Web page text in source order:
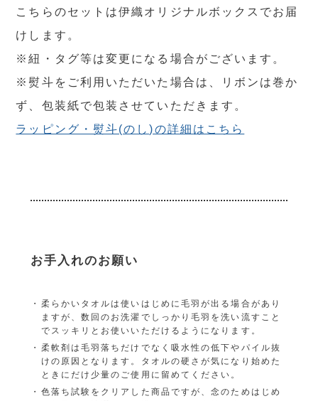
こちらのセットは伊織オリジナルボックスでお届
けします。
※紐・タグ等は変更になる場合がございます。
※熨斗をご利用いただいた場合は、リボンは巻か
ず、包装紙で包装させていただきます。
ラッピング・熨斗(のし)の詳細はこちら
お手入れのお願い
柔らかいタオルは使いはじめに毛羽が出る場合があり
ますが、数回のお洗濯でしっかり毛羽を洗い流すこと
でスッキリとお使いいただけるようになります。
柔軟剤は毛羽落ちだけでなく吸水性の低下やパイル抜
けの原因となります。タオルの硬さが気になり始めた
ときにだけ少量のご使用に留めてください。
色落ち試験をクリアした商品ですが、念のためはじめ